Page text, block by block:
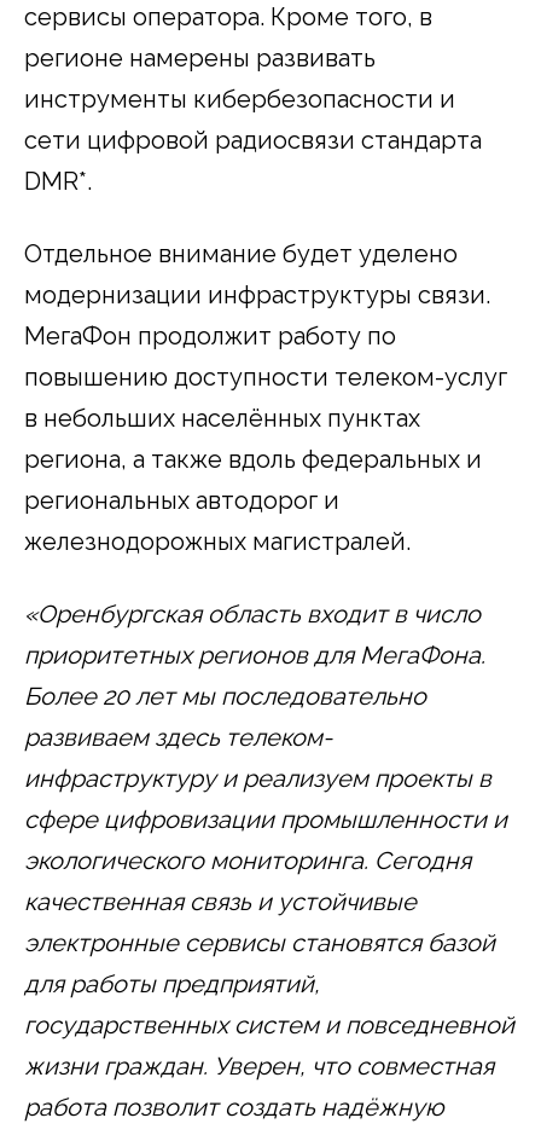
сервисы оператора. Кроме того, в
регионе намерены развивать
инструменты кибербезопасности и
сети цифровой радиосвязи стандарта
DMR*.
Отдельное внимание будет уделено
модернизации инфраструктуры связи.
МегаФон продолжит работу по
повышению доступности телеком-услуг
в небольших населённых пунктах
региона, а также вдоль федеральных и
региональных автодорог и
железнодорожных магистралей.
«Оренбургская область входит в число
приоритетных регионов для МегаФона.
Более 20 лет мы последовательно
развиваем здесь телеком-
инфраструктуру и реализуем проекты в
сфере цифровизации промышленности и
экологического мониторинга. Сегодня
качественная связь и устойчивые
электронные сервисы становятся базой
для работы предприятий,
государственных систем и повседневной
жизни граждан. Уверен, что совместная
работа позволит создать надёжную